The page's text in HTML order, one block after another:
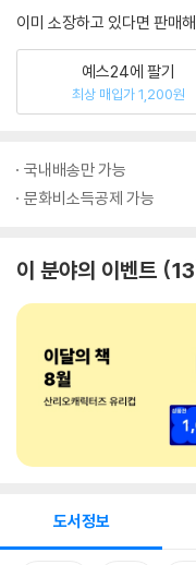
이미 소장하고 있다면 판매
예스24에 팔기
최상 매입가 1,200원
국내배송만 가능
문화비소득공제 가능
이 분야의 이벤트 13
도서정보